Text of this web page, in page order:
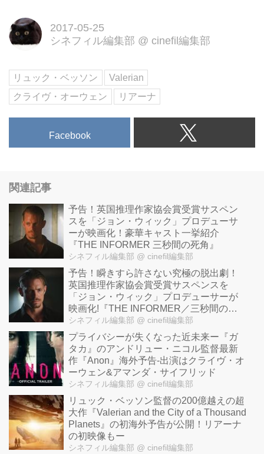
21, 2017.
2017-05-25
シネフィル編集部 @ cinefil編集部
リュック・ベッソン
Valerian
クライヴ・オーウェン
リアーナ
Facebook
関連記事
予告！英国推理作家協会賞受賞サスペン
スを「ジョン・ウィック」プロデューサ
ーが映画化！豪華キャスト一挙紹介
『THE INFORMER 三秒間の死角』
シネフィル編集部 @ cinefil編集部
予告！瞬きすら許さない究極の脱出劇！
英国推理作家協会賞受賞サスペンスを
「ジョン・ウィック」プロデューサーが
映画化!『THE INFORMER／三秒間の死
角』
シネフィル編集部 @ cinefil編集部
プライバシーが失くなった近未来ー『ガ
タカ』のアンドリュー・ニコル監督最新
作『Anon』海外予告-出演はクライヴ・オ
ーウェン&アマンダ・サイフリッド
シネフィル編集部 @ cinefil編集部
リュック・ベッソン監督の200億越えの超
大作『Valerian and the City of a Thousand
Planets』の初海外予告が公開！リアーナ
の初映像もー
シネフィル編集部 @ cinefil編集部